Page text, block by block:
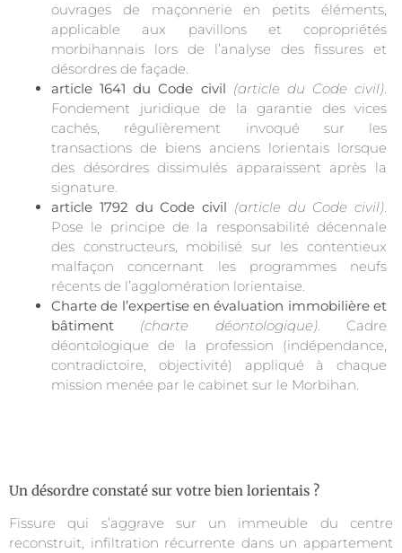
ouvrages de maçonnerie en petits éléments,
applicable aux pavillons et copropriétés
morbihannais lors de l’analyse des fissures et
désordres de façade.
article 1641 du Code civil (article du Code civil).
Fondement juridique de la garantie des vices
cachés, régulièrement invoqué sur les
transactions de biens anciens lorientais lorsque
des désordres dissimulés apparaissent après la
signature.
article 1792 du Code civil (article du Code civil).
Pose le principe de la responsabilité décennale
des constructeurs, mobilisé sur les contentieux
malfaçon concernant les programmes neufs
récents de l’agglomération lorientaise.
Charte de l’expertise en évaluation immobilière et
bâtiment
(charte déontologique). Cadre
déontologique de la profession (indépendance,
contradictoire, objectivité) appliqué à chaque
mission menée par le cabinet sur le Morbihan.
Un désordre constaté sur votre bien lorientais ?
Fissure qui s’aggrave sur un immeuble du centre
reconstruit, infiltration récurrente dans un appartement